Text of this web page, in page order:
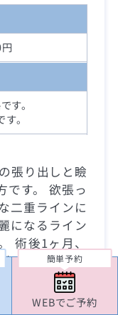
簡単予約
WEBでご予約
す。
。
張り出しと瞼
です。 欲張っ
二重ラインに
になるライン
術後1ヶ月、
、まつ毛の生
やかな目元に